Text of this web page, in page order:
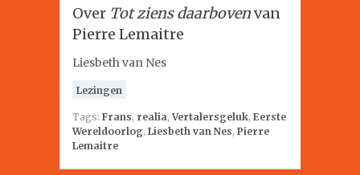
Over Tot ziens daarbovenvan
Pierre Lemaitre
Liesbeth van Nes
Lezingen
Tags: Frans, realia,Vertalersgeluk, Eerste
Wereldoorlog, Liesbeth van Nes, Pierre
Lemaitre